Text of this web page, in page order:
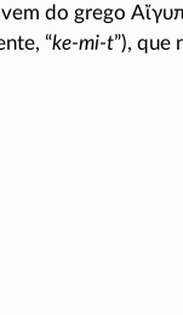
do grego
“ke-mi-t”), que